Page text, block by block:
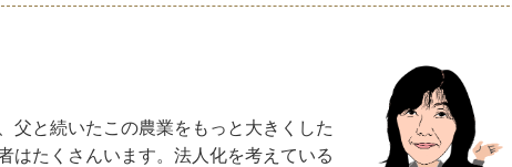
父と続いたこの農業をもっと大きくした
はたくさんいます。法人化を考えている